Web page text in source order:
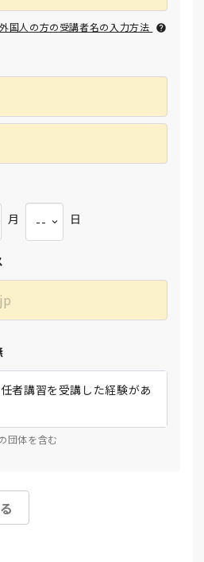
外国人の方の受講者名の入力方法
月 日
者講習を受講した経験があ
団体を含む